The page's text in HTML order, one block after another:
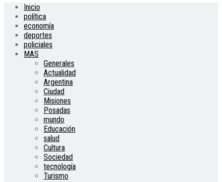
Inicio
política
economía
deportes
policiales
MAS
Generales
Actualidad
Argentina
Ciudad
Misiones
Posadas
mundo
Educación
salud
Cultura
Sociedad
tecnología
Turismo